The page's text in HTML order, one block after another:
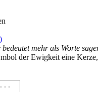
mehr als Worte
der Ewigkeit eine